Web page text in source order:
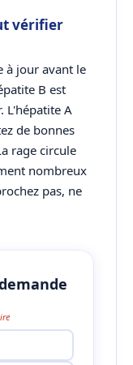
vérifier
à jour avant le
B est
L'hépatite A
de bonnes
rage circule
nombreux
pas, ne